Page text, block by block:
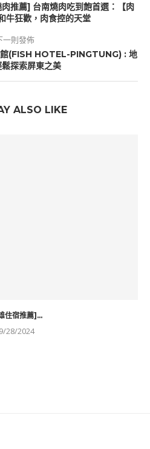
推薦] 台南燒肉吃到飽首選：【肉
牛狂歡，肉食控的天堂
一則發佈
(FISH HOTEL-PINGTUNG) : 地
探索屏東之美
ALSO LIKE
住宿推薦]...
28/2024